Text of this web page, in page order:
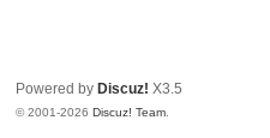
Powered by Discuz! X3.5
© 2001-2026Discuz! Team